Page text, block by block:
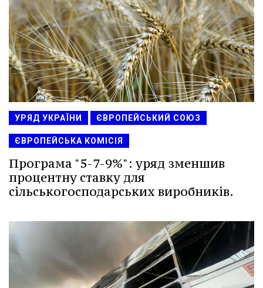
УРЯД УКРАЇНИ ЄВРОПЕЙСЬКИЙ СОЮЗ
ЄВРОПЕЙСЬКА КОМІСІЯ
Програма "5-7-9%": уряд зменшив
процентну ставку для
сільськогосподарських виробників.